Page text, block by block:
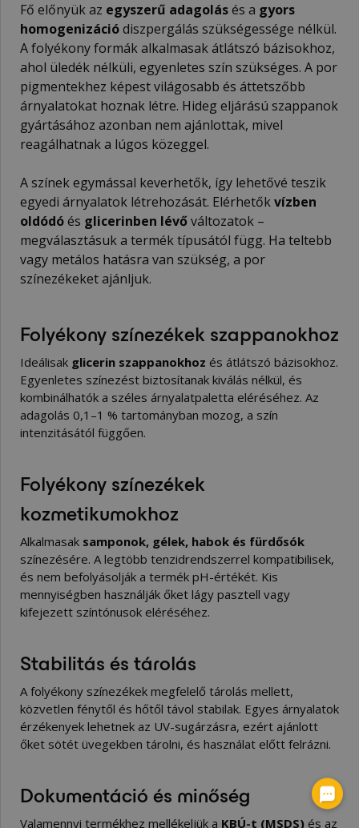
Fő előnyük az egyszerű adagolásés a gyors
homogenizációdiszpergálás szükségessége nélkül.
A folyékony formák alkalmasak átlátszó bázisokhoz,
ahol üledék nélküli, egyenletes szín szükséges. A por
pigmentekhez képest világosabb és áttetszőbb
árnyalatokat hoznak létre. Hideg eljárású szappanok
gyártásához azonban nem ajánlottak, mivel
reagálhatnak a lúgos közeggel.
A színek egymással keverhetők, így lehetővé teszik
egyedi árnyalatok létrehozását. Elérhetőkvízben
oldódóés glicerinben lévőváltozatok –
megválasztásuk a termék típusától függ. Ha teltebb
vagy metálos hatásra van szükség, a por
színezékeketajánljuk.
Folyékony színezékek szappanokhoz
Ideálisak glicerin szappanokhoz és átlátszó bázisokhoz.
Egyenletes színezést biztosítanak kiválás nélkül, és
kombinálhatók a széles árnyalatpaletta eléréséhez. Az
adagolás 0,1–1 % tartományban mozog, a szín
intenzitásától függően.
Folyékony színezékek
kozmetikumokhoz
Alkalmasak samponok, gélek, habok és fürdősók
színezésére. A legtöbb tenzidrendszerrel kompatibilisek,
és nem befolyásolják a termék pH-értékét. Kis
mennyiségben használják őket lágy pasztell vagy
kifejezett színtónusok eléréséhez.
Stabilitás és tárolás
A folyékony színezékek megfelelő tárolás mellett,
közvetlen fénytől és hőtől távol stabilak. Egyes árnyalatok
érzékenyek lehetnek az UV-sugárzásra, ezért ajánlott
őket sötét üvegekben tárolni, és használat előtt felrázni.
Dokumentáció és minőség
Valamennyi termékhez mellékeljük a KBÚ-t (MSDS) és az